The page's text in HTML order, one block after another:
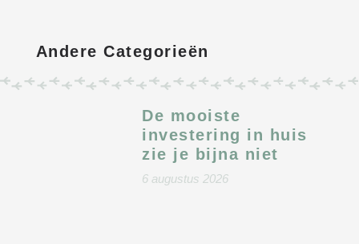
Andere Categorieën
De mooiste
investering in huis
zie je bijna niet
6 augustus 2026